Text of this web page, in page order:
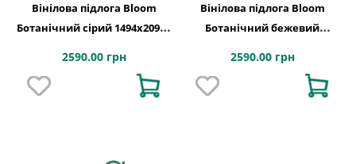
Вінілова підлога Bloom
Ботанічний сірий 1494х209x6
2590.00 грн
Вінілова підлога Bloom
Ботанічний бежевий
2590.00 грн